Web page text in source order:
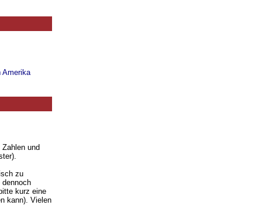
Amerika
Zahlen und
zu
kurz eine
kann). Vielen